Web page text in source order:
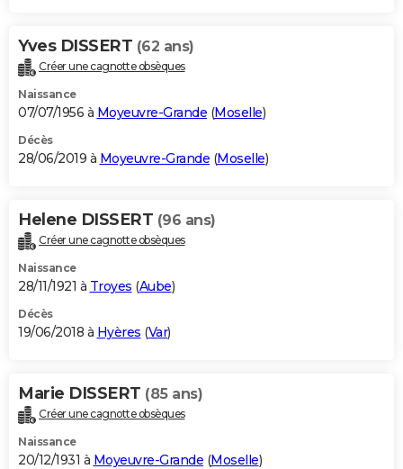
Yves DISSERT (62 ans)
Créer une cagnotte obsèques
Naissance
07/07/1956 à Moyeuvre-Grande (Moselle)
Décès
28/06/2019 à Moyeuvre-Grande (Moselle)
Helene DISSERT (96 ans)
Créer une cagnotte obsèques
Naissance
28/11/1921 à Troyes (Aube)
Décès
19/06/2018 à Hyères (Var)
Marie DISSERT (85 ans)
Créer une cagnotte obsèques
Naissance
20/12/1931 à Moyeuvre-Grande (Moselle)